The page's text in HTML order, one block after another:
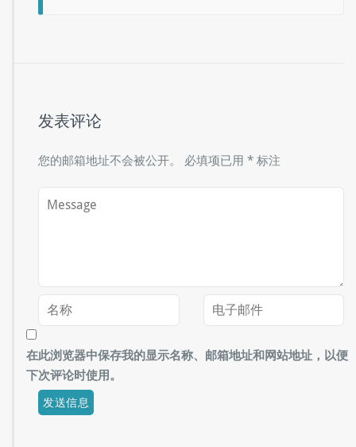
发表评论
您的邮箱地址不会被公开。 必填项已用 * 标注
在此浏览器中保存我的显示名称、邮箱地址和网站地址，以便
下次评论时使用。